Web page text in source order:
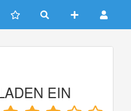
EIN